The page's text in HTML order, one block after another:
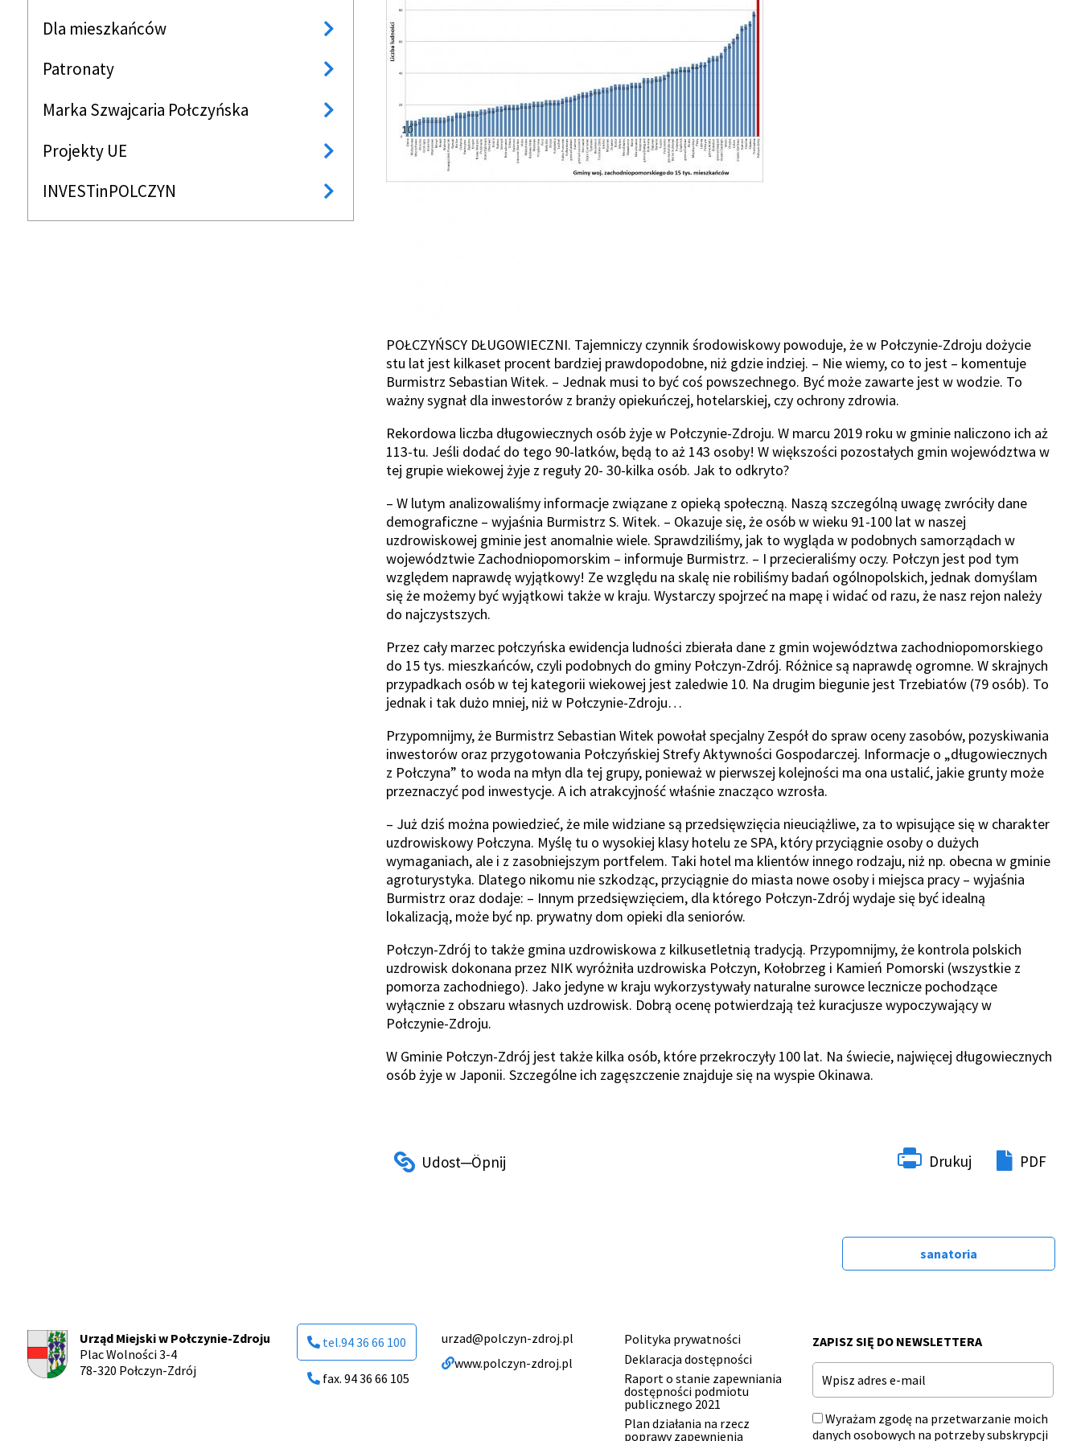
Dla mieszkańców Show
Patronaty
Marka Szwajcaria Połczyńska
Projekty UE
INVESTinPOLCZYN
POŁCZYŃSCY DŁUGOWIECZNI. Tajemniczy czynnik środowiskowy powoduje, że w Połczynie-Zdroju dożycie
stu lat jest kilkaset procent bardziej prawdopodobne, niż gdzie indziej. – Nie wiemy, co to jest – komentuje
Burmistrz Sebastian Witek. – Jednak musi to być coś powszechnego. Być może zawarte jest w wodzie. To
ważny sygnał dla inwestorów z branży opiekuńczej, hotelarskiej, czy ochrony zdrowia.
Rekordowa liczba długowiecznych osób żyje w Połczynie-Zdroju. W marcu 2019 roku w gminie naliczono ich aż
113-tu. Jeśli dodać do tego 90-latków, będą to aż 143 osoby! W większości pozostałych gmin województwa w
tej grupie wiekowej żyje z reguły 20- 30-kilka osób. Jak to odkryto?
– W lutym analizowaliśmy informacje związane z opieką społeczną. Naszą szczególną uwagę zwróciły dane
demograficzne – wyjaśnia Burmistrz S. Witek. – Okazuje się, że osób w wieku 91-100 lat w naszej
uzdrowiskowej gminie jest anomalnie wiele. Sprawdziliśmy, jak to wygląda w podobnych samorządach w
województwie Zachodniopomorskim – informuje Burmistrz. – I przecieraliśmy oczy. Połczyn jest pod tym
względem naprawdę wyjątkowy! Ze względu na skalę nie robiliśmy badań ogólnopolskich, jednak domyślam
się że możemy być wyjątkowi także w kraju. Wystarczy spojrzeć na mapę i widać od razu, że nasz rejon należy
do najczystszych.
Przez cały marzec połczyńska ewidencja ludności zbierała dane z gmin województwa zachodniopomorskiego
do 15 tys. mieszkańców, czyli podobnych do gminy Połczyn-Zdrój. Różnice są naprawdę ogromne. W skrajnych
przypadkach osób w tej kategorii wiekowej jest zaledwie 10. Na drugim biegunie jest Trzebiatów (79 osób). To
jednak i tak dużo mniej, niż w Połczynie-Zdroju…
Przypomnijmy, że Burmistrz Sebastian Witek powołał specjalny Zespół do spraw oceny zasobów, pozyskiwania
inwestorów oraz przygotowania Połczyńskiej Strefy Aktywności Gospodarczej. Informacje o „długowiecznych
z Połczyna” to woda na młyn dla tej grupy, ponieważ w pierwszej kolejności ma ona ustalić, jakie grunty może
przeznaczyć pod inwestycje. A ich atrakcyjność właśnie znacząco wzrosła.
– Już dziś można powiedzieć, że mile widziane są przedsięwzięcia nieuciążliwe, za to wpisujące się w charakter
uzdrowiskowy Połczyna. Myślę tu o wysokiej klasy hotelu ze SPA, który przyciągnie osoby o dużych
wymaganiach, ale i z zasobniejszym portfelem. Taki hotel ma klientów innego rodzaju, niż np. obecna w gminie
agroturystyka. Dlatego nikomu nie szkodząc, przyciągnie do miasta nowe osoby i miejsca pracy – wyjaśnia
Burmistrz oraz dodaje: – Innym przedsięwzięciem, dla którego Połczyn-Zdrój wydaje się być idealną
lokalizacją, może być np. prywatny dom opieki dla seniorów.
Połczyn-Zdrój to także gmina uzdrowiskowa z kilkusetletnią tradycją. Przypomnijmy, że kontrola polskich
uzdrowisk dokonana przez NIK wyróżniła uzdrowiska Połczyn, Kołobrzeg i Kamień Pomorski (wszystkie z
pomorza zachodniego). Jako jedyne w kraju wykorzystywały naturalne surowce lecznicze pochodzące
wyłącznie z obszaru własnych uzdrowisk. Dobrą ocenę potwierdzają też kuracjusze wypoczywający w
Połczynie-Zdroju.
W Gminie Połczyn-Zdrój jest także kilka osób, które przekroczyły 100 lat. Na świecie, najwięcej długowiecznych
osób żyje w Japonii. Szczególne ich zagęszczenie znajduje się na wyspie Okinawa.
Drukuj PDF
sanatoria
Urząd Miejski w Połczynie-Zdroju
Plac Wolności 3-4
78-320 Połczyn-Zdrój
tel.94 36 66 100
fax. 94 36 66 105
urzad@polczyn-zdroj.pl
www.polczyn-zdroj.pl
Menu
stopki
Polityka prywatności
Deklaracja dostępności
Raport o stanie zapewniania
dostępności podmiotu
publicznego 2021
Plan działania na rzecz
poprawy zapewnienia
ZAPISZ SIĘ DO NEWSLETTERA
Email
Wyrażam zgodę na przetwarzanie moich
danych osobowych na potrzeby subskrypcji